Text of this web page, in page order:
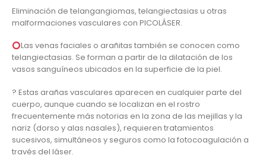
Eliminación de telangangiomas, telangiectasias u otras
malformaciones vasculares con PICOLÁSER.
Las venas faciales o arañitas también se conocen como
telangiectasias. Se forman a partir de la dilatación de los
vasos sanguíneos ubicados en la superficie de la piel.
?️ Estas arañas vasculares aparecen en cualquier parte del
cuerpo, aunque cuando se localizan en el rostro
frecuentemente más notorias en la zona de las mejillas y la
nariz (dorso y alas nasales), requieren tratamientos
sucesivos, simultáneos y seguros como la fotocoagulación a
través del láser.